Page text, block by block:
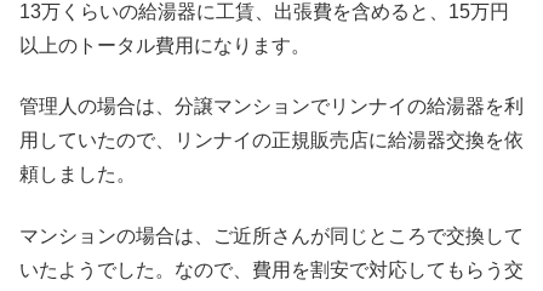
13万くらいの給湯器に工賃、出張費を含めると、15万円
以上のトータル費用になります。
管理人の場合は、分譲マンションでリンナイの給湯器を利
用していたので、リンナイの正規販売店に給湯器交換を依
頼しました。
マンションの場合は、ご近所さんが同じところで交換して
いたようでした。なので、費用を割安で対応してもらう交